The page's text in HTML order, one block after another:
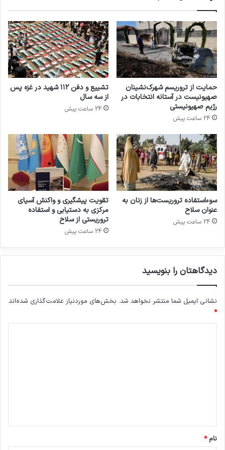
حمایت از تروریسم شهرک‌نشینان
صهیونیست در آستانه انتخابات در
رژیم صهیونیستی
24 ساعت پیش
تشییع و دفن ۱۱۲ شهید در غزه پس
از سه سال
24 ساعت پیش
سوءاستفاده تروریست‌ها از زنان به
عنوان سلاح
24 ساعت پیش
تقویت پیشگیری و واکنش آسیای
مرکزی به دستیابی و استفاده
تروریستی از سلاح
24 ساعت پیش
دیدگاهتان را بنویسید
نشانی ایمیل شما منتشر نخواهد شد. بخش‌های موردنیاز علامت‌گذاری شده‌اند
*
نام*